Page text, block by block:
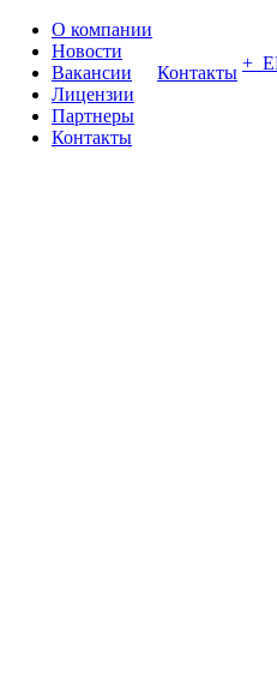
О компании
Новости
Вакансии
Лицензии
Партнеры
Контакты
Контакты +